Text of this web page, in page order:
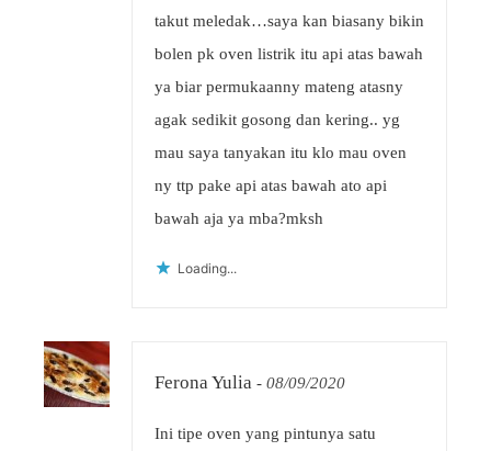
takut meledak…saya kan biasany bikin
bolen pk oven listrik itu api atas bawah
ya biar permukaanny mateng atasny
agak sedikit gosong dan kering.. yg
mau saya tanyakan itu klo mau oven
ny ttp pake api atas bawah ato api
bawah aja ya mba?mksh
Loading...
Ferona Yulia - 08/09/2020
Ini tipe oven yang pintunya satu